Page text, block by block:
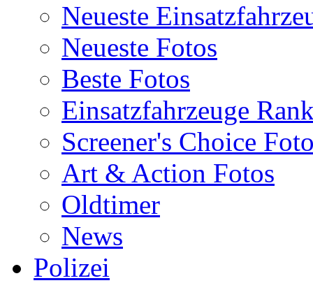
Neueste
Neueste Fotos
Beste Fotos
Einsatzfahrzeuge
Screener's Choice
Art & Action Fotos
Oldtimer
News
Polizei